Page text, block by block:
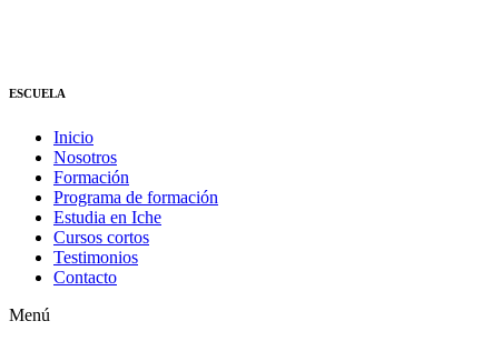
ESCUELA
Inicio
Nosotros
Formación
Programa de formación
Estudia en Iche
Cursos cortos
Testimonios
Contacto
Menú